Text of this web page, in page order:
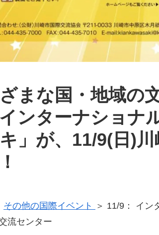
まな国・地域の
インターナショナ
」が、11/9(日)
その他の国際イベント
＞ 11/9： イン
流センター